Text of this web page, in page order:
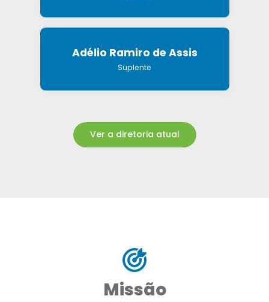
Adélio Ramiro de Assis
Suplente
Ver a diretoria atual
Missão